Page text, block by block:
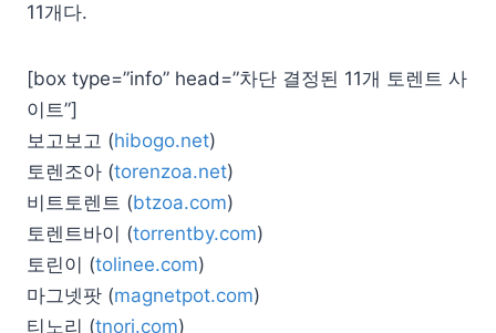
11개다.
[box type=”info” head=”차단 결정된 11개 토렌트 사
이트”]
보고보고 (hibogo.net)
토렌조아 (torenzoa.net)
비트토렌트 (btzoa.com)
토렌트바이 (torrentby.com)
토린이 (tolinee.com)
마그넷팟 (magnetpot.com)
티노리 (tnori.com)